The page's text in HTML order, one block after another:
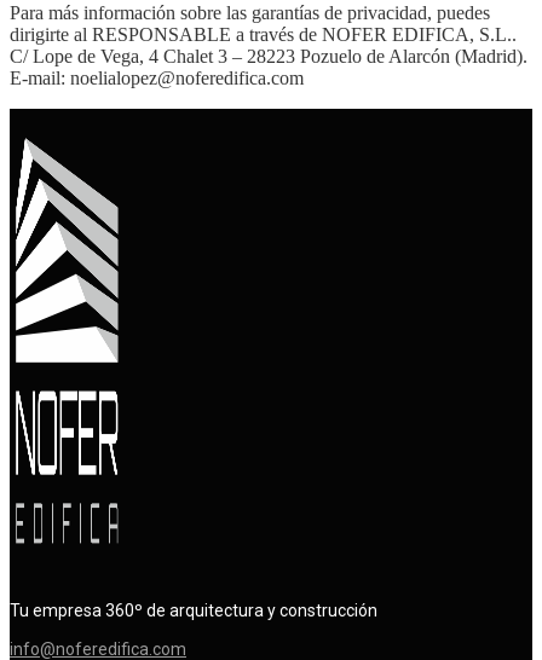
Para más información sobre las garantías de privacidad, puedes
dirigirte al RESPONSABLE a través de NOFER EDIFICA, S.L..
C/ Lope de Vega, 4 Chalet 3 – 28223 Pozuelo de Alarcón (Madrid).
E-mail: noelialopez@noferedifica.com
Tu empresa 360º de arquitectura y construcción
info@noferedifica.com